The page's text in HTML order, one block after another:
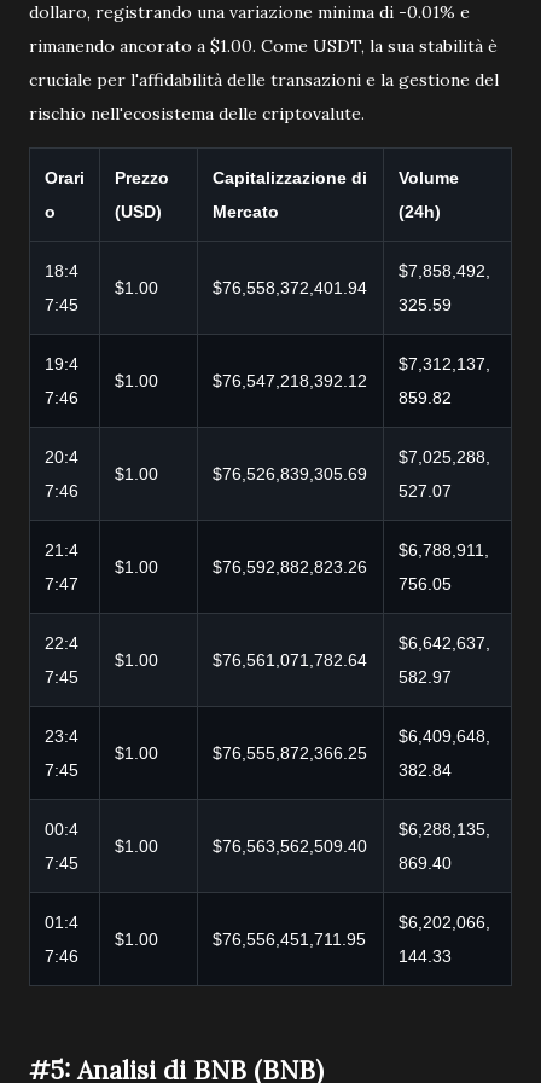
dollaro, registrando una variazione minima di -0.01% e
rimanendo ancorato a $1.00. Come USDT, la sua stabilità è
cruciale per l'affidabilità delle transazioni e la gestione del
rischio nell'ecosistema delle criptovalute.
Orari
o
Prezzo
(USD)
Capitalizzazione di
Mercato
Volume
(24h)
18:4
7:45
$1.00 $76,558,372,401.94
$7,858,492,
325.59
19:4
7:46
$1.00 $76,547,218,392.12
$7,312,137,
859.82
20:4
7:46
$1.00 $76,526,839,305.69
$7,025,288,
527.07
21:4
7:47
$1.00 $76,592,882,823.26
$6,788,911,
756.05
22:4
7:45
$1.00 $76,561,071,782.64
$6,642,637,
582.97
23:4
7:45
$1.00 $76,555,872,366.25
$6,409,648,
382.84
00:4
7:45
$1.00 $76,563,562,509.40
$6,288,135,
869.40
01:4
7:46
$1.00 $76,556,451,711.95
$6,202,066,
144.33
#5: Analisi di BNB (BNB)